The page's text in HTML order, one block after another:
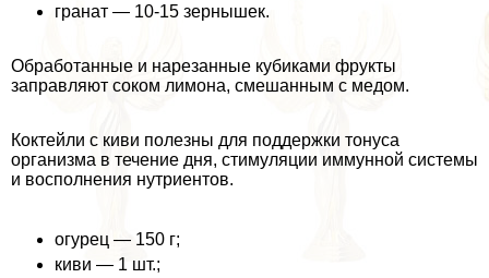
гранат — 10-15 зернышек.
Обработанные и нарезанные кубиками фрукты
заправляют соком лимона, смешанным с медом.
Коктейли с киви полезны для поддержки тонуса
организма в течение дня, стимуляции иммунной системы
и восполнения нутриентов.
огурец — 150 г;
киви — 1 шт.;